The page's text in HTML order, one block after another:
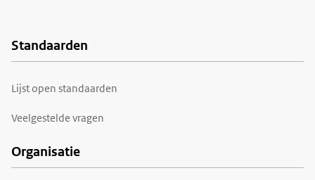
Voet
Standaarden
Lijst open standaarden
Veelgestelde vragen
Organisatie